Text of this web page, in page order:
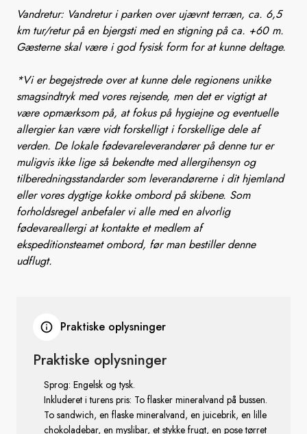
Vandretur: Vandretur i parken over ujævnt terræn, ca. 6,5
km tur/retur på en bjergsti med en stigning på ca. +60 m.
Gæsterne skal være i god fysisk form for at kunne deltage.
*Vi er begejstrede over at kunne dele regionens unikke
smagsindtryk med vores rejsende, men det er vigtigt at
være opmærksom på, at fokus på hygiejne og eventuelle
allergier kan være vidt forskelligt i forskellige dele af
verden. De lokale fødevareleverandører på denne tur er
muligvis ikke lige så bekendte med allergihensyn og
tilberedningsstandarder som leverandørerne i dit hjemland
eller vores dygtige kokke ombord på skibene. Som
forholdsregel anbefaler vi alle med en alvorlig
fødevareallergi at kontakte et medlem af
ekspeditionsteamet ombord, før man bestiller denne
udflugt.
Praktiske oplysninger
Praktiske oplysninger
Sprog: Engelsk og tysk.
Inkluderet i turens pris: To flasker mineralvand på bussen.
To sandwich, en flaske mineralvand, en juicebrik, en lille
chokoladebar, en myslibar, et stykke frugt, en pose tørret